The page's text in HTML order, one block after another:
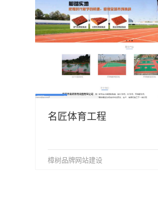
名匠体育工程
樟树品牌网站建设